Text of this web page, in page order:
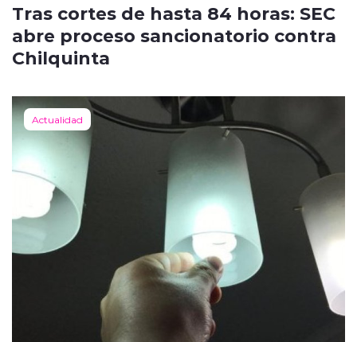
Tras cortes de hasta 84 horas: SEC
abre proceso sancionatorio contra
Chilquinta
Actualidad